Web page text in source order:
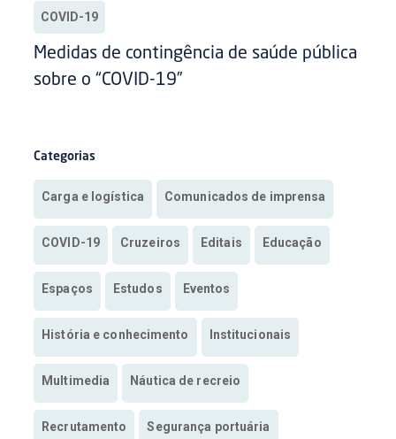
COVID-19
Medidas de contingência de saúde pública
sobre o “COVID-19”
Categorias
Carga e logística Comunicados de imprensa
COVID-19 Cruzeiros Editais Educação
Espaços Estudos Eventos
História e conhecimento Institucionais
Multimedia Náutica de recreio
Recrutamento Segurança portuária